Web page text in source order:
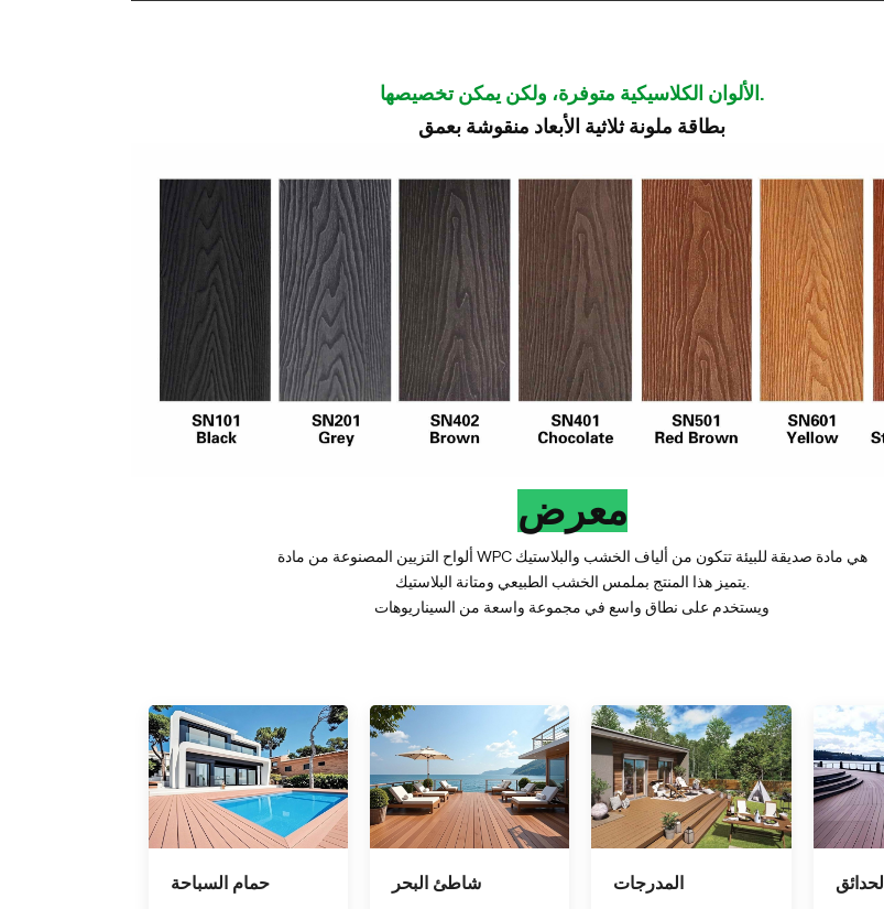
الألوان الكلاسيكية متوفرة، ولكن يمكن تخصيصها.
بطاقة ملونة ثلاثية الأبعاد منقوشة بعمق
معرض
ألواح التزيين المصنوعة من مادة WPC هي مادة صديقة للبيئة تتكون من ألياف الخشب والبلاستيك
ويستخدم على نطاق واسع في مجموعة واسعة من السيناريوهات
حمام السباحة شاطئ البحر المدرجات الحدائق